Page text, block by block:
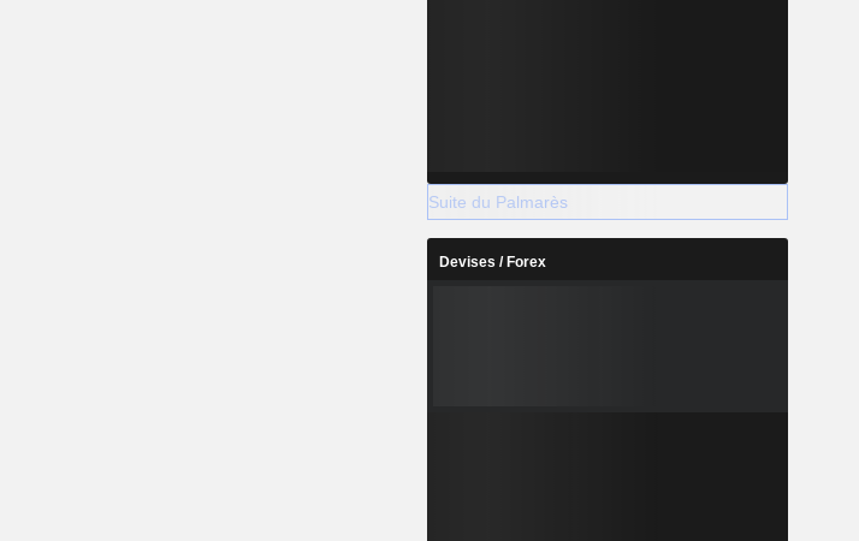
Suite du Palmarès
Devises / Forex